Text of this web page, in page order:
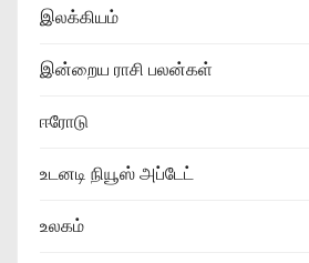
இலக்கியம்
இன்றைய ராசி பலன்கள்
ஈரோடு
உடனடி நியூஸ் அப்டேட்
உலகம்